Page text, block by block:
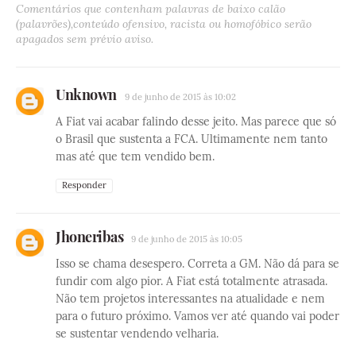
Comentários que contenham palavras de baixo calão
(palavrões),conteúdo ofensivo, racista ou homofóbico serão
apagados sem prévio aviso.
Unknown 9 de junho de 2015 às 10:02
A Fiat vai acabar falindo desse jeito. Mas parece que só
o Brasil que sustenta a FCA. Ultimamente nem tanto
mas até que tem vendido bem.
Responder
Jhoneribas 9 de junho de 2015 às 10:05
Isso se chama desespero. Correta a GM. Não dá para se
fundir com algo pior. A Fiat está totalmente atrasada.
Não tem projetos interessantes na atualidade e nem
para o futuro próximo. Vamos ver até quando vai poder
se sustentar vendendo velharia.